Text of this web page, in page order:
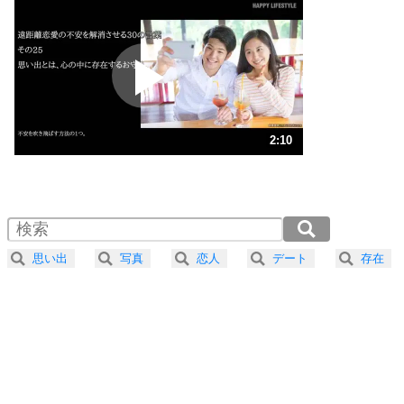
いらいらしない人になる30の方法
プラス思考
ポジティブになれない原因は、行動しないから。
ポジティブ思考になる30の方法
ストレス対策
人生、なんとかなるもの。
気楽に生きる30の方法
4 器の大きい人は、怒りを優しさで表現する。
2:10
2.0倍速 （256KB 1分5秒）
2.5倍速 （205KB 52秒）
3.0倍速 （171KB 43秒）
思い出 写真 恋人 デート 存在